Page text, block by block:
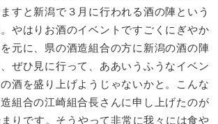
すと新潟で３月に行われる酒の陣という
やはりお酒のイベントですごくにぎやか
元に、県の酒造組合の方に新潟の酒の陣
ぜひ見に行って、ああいうふうなイベン
酒を盛り上げようじゃないかと。こんな
組合の江崎組合長さんに申し上げたのが
まりです。そうやって非常に我々には食や